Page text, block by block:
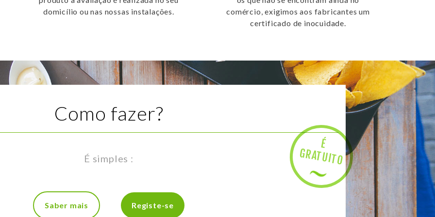
domicílio ou nas nossas instalações.
comércio, exigimos aos fabricantes um
certificado de inocuidade.
Como fazer?
É simples :
É
G
R
AT
U
IT
O
Saber mais Registe-se